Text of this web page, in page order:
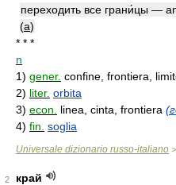
переходить все грани́цы —
(a)
* * *
n
1) gener. confine, frontiera,
2) liter. orbita
3) econ. linea, cinta, frontiera
4) fin. soglia
Universale dizionario russo-italiano >
2
край